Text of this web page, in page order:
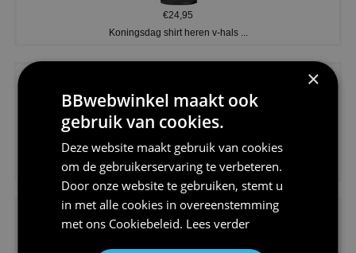
€24,95
Koningsdag shirt heren v-hals ...
€24,95
V-hals shirt rood wit blauw st...
×
BBwebwinkel maakt ook
gebruik van cookies.
Deze website maakt gebruik van cookies
om de gebruikerservaring te verbeteren.
Door onze website te gebruiken, stemt u
in met alle cookies in overeenstemming
met ons Cookiebeleid. Lees verder